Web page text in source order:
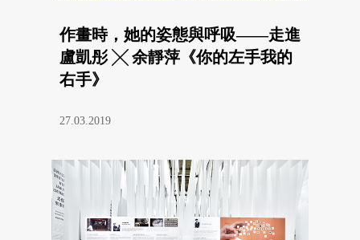
作畫時，她的姿態與呼吸——走進
盧凱彤 ╳ 余靜萍《你的左手我的
右手》
27.03.2019